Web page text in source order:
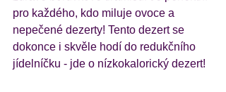
pro každého, kdo miluje ovoce a
nepečené dezerty! Tento dezert se
dokonce i skvěle hodí do redukčního
jídelníčku - jde o nízkokalorický dezert!